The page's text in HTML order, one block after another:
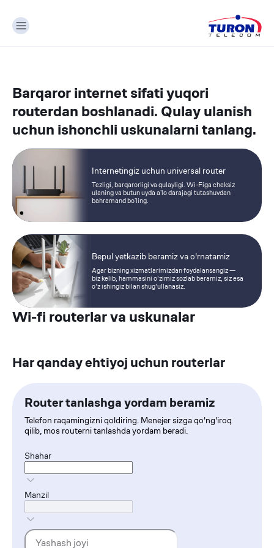
Barqaror internet sifati yuqori
routerdan boshlanadi. Qulay ulanish
uchun ishonchli uskunalarni tanlang.
Internetingiz uchun universal router
Tezligi, barqarorligi va qulayligi. Wi-Figa cheksiz
ulaning va butun uyda aʼlo darajagi tutashuvdan
bahramand boʼling.
Bepul yetkazib beramiz va o'rnatamiz
Agar bizning xizmatlarimizdan foydalansangiz —
biz kelib, hammasini o'zimiz sozlab beramiz, siz esa
o'z ishingiz bilan shug'ullanasiz.
Wi-fi routerlar va uskunalar
Har qanday ehtiyoj uchun routerlar
Router tanlashga yordam beramiz
Telefon raqamingizni qoldiring. Menejer sizga qo'ng'iroq
qilib, mos routerni tanlashda yordam beradi.
Shahar
Manzil